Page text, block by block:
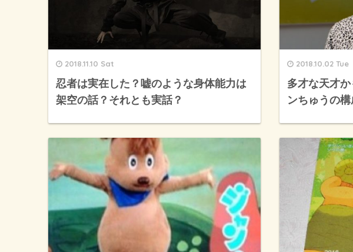
2018.11.10 Sat
忍者は実在した？嘘のような身体能力は
架空の話？それとも実話？
2018.10.02 Tue
多才な天才
ンちゅうの構